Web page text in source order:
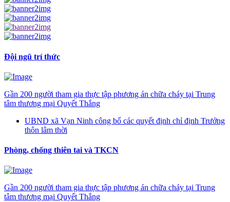
Đội ngũ trí thức
Gần 200 người tham gia thực tập phương án chữa cháy tại Trung
tâm thương mại Quyết Thắng
UBND xã Vạn Ninh công bố các quyết định chỉ định Trưởng
thôn lâm thời
Phòng, chống thiên tai và TKCN
Gần 200 người tham gia thực tập phương án chữa cháy tại Trung
tâm thương mại Quyết Thắng